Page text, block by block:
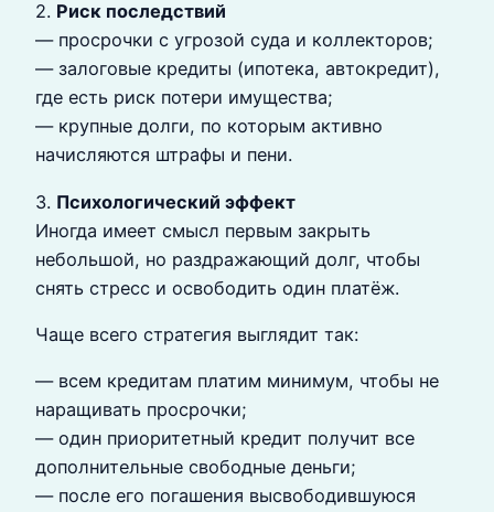
2. Риск последствий
— просрочки с угрозой суда и коллекторов;
— залоговые кредиты (ипотека, автокредит),
где есть риск потери имущества;
— крупные долги, по которым активно
начисляются штрафы и пени.
3. Психологический эффект
Иногда имеет смысл первым закрыть
небольшой, но раздражающий долг, чтобы
снять стресс и освободить один платёж.
Чаще всего стратегия выглядит так:
— всем кредитам платим минимум, чтобы не
наращивать просрочки;
— один приоритетный кредит получит все
дополнительные свободные деньги;
— после его погашения высвободившуюся